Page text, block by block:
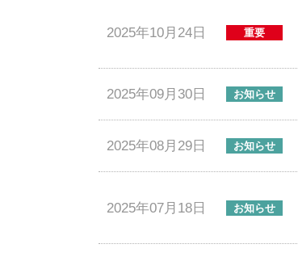
2025年10月24日 重要
2025年09月30日 お知らせ
2025年08月29日 お知らせ
2025年07月18日 お知らせ